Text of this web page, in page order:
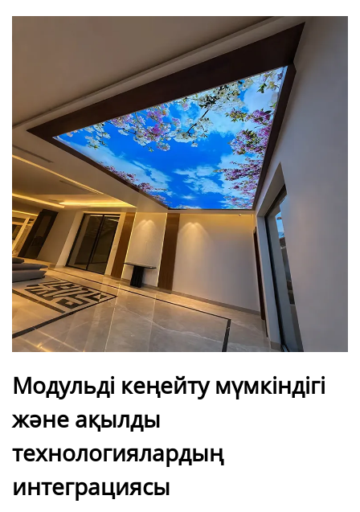
Модульді кеңейту мүмкіндігі
және ақылды
технологиялардың
интеграциясы